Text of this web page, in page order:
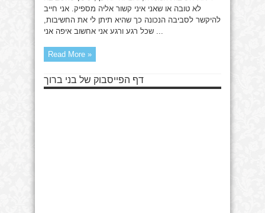
לא טובה או שאני איני קשור אליה מספיק. אני חייב
להיקשר לסביבה הנכונה כך שהיא תיתן לי את החשיבות,
שכל רגע ורגע אני אחשוב איפה אני ...
Read More »
דף הפייסבוק של בני ברוך